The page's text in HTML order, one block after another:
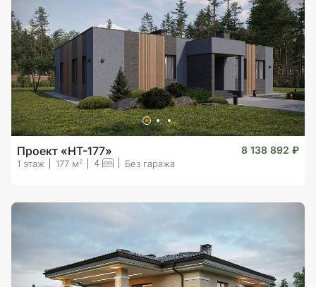
Проект «HT-177» 8 138 892 ₽
1 этаж 177 м 2 4 Без гаража